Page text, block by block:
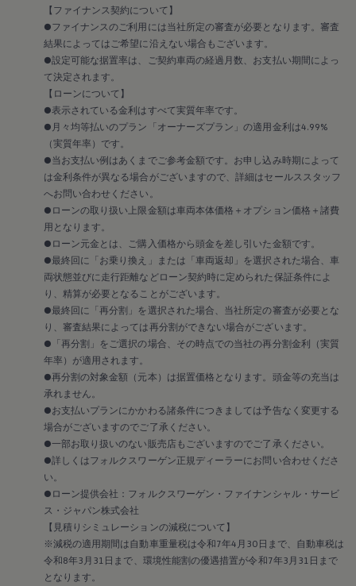
正規ディーラー地域別採用情報
倫理・リスク管理・コンプライアンス
プレスリリース
2025
2024
2023
2022
2021
2020
2019
2018
2017
2016
2015
リコール関連情報
セーフティ マイスター
【ファイナンス契約について】
●ファイナンスのご利用には当社所定の審査が必要となります。審査
結果によってはご希望に沿えない場合もございます。
●設定可能な据置率は、ご契約車両の経過月数、お支払い期間によっ
て決定されます。
【ローンについて】
●表示されている金利はすべて実質年率です。
●月々均等払いのプラン「オーナーズプラン」の適用金利は4.99%
（実質年率）です。
●当お支払い例はあくまでご参考金額です。お申し込み時期によって
は金利条件が異なる場合がございますので、詳細はセールススタッフ
へお問い合わせください。
●ローンの取り扱い上限金額は車両本体価格＋オプション価格＋諸費
用となります。
●ローン元金とは、ご購入価格から頭金を差し引いた金額です。
●最終回に「お乗り換え」または「車両返却」を選択された場合、車
両状態並びに走行距離などローン契約時に定められた保証条件によ
り、精算が必要となることがございます。
●最終回に「再分割」を選択された場合、当社所定の審査が必要とな
り、審査結果によっては再分割ができない場合がございます。
●「再分割」をご選択の場合、その時点での当社の再分割金利（実質
年率）が適用されます。
●再分割の対象金額（元本）は据置価格となります。頭金等の充当は
承れません。
●お支払いプランにかかわる諸条件につきましては予告なく変更する
場合がございますのでご了承ください。
●一部お取り扱いのない販売店もございますのでご了承ください。
●詳しくはフォルクスワーゲン正規ディーラーにお問い合わせくださ
い。
●ローン提供会社：フォルクスワーゲン・ファイナンシャル・サービ
ス・ジャパン株式会社
【見積りシミュレーションの減税について】
※減税の適用期間は自動車重量税は令和7年4月30日まで、自動車税は
令和8年3月31日まで、環境性能割の優遇措置が令和7年3月31日まで
となります。